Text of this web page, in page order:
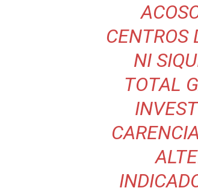
CENTROS
NI
TOTAL